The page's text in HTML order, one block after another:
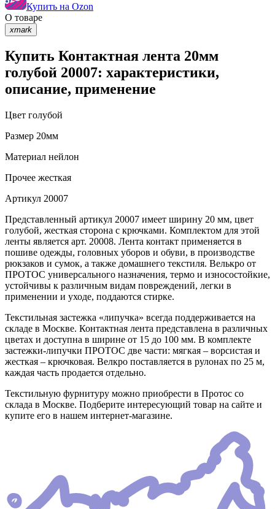
Купить на Ozon
О товаре
xmark
Купить Контактная лента 20мм
голубой 20007: характеристики,
описание, применение
Цвет голубой
Размер 20мм
Материал нейлон
Прочее жесткая
Артикул 20007
Представленный артикул 20007 имеет ширину 20 мм, цвет
голубой, жесткая сторона с крючками. Комплектом для этой
ленты является арт. 20008. Лента контакт применяется в
пошиве одежды, головных уборов и обуви, в производстве
рюкзаков и сумок, а также домашнего текстиля. Велькро от
ПРОТОС универсального назначения, термо и износостойкие,
устойчивы к различным видам повреждений, легки в
применении и уходе, поддаются стирке.
Текстильная застежка «липучка» всегда поддерживается на
складе в Москве. Контактная лента представлена в различных
цветах и доступна в ширине от 15 до 100 мм. В комплекте
застежки-липучки ПРОТОС две части: мягкая – ворсистая и
жесткая – крючковая. Велкро поставляется в рулонах по 25 м,
каждая часть продается отдельно.
Текстильную фурнитуру можно приобрести в Протос со
склада в Москве. Подберите интересующий товар на сайте и
купите его в нашем интернет-магазине.